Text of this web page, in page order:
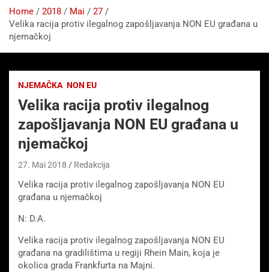
Home 2018 Mai
27
Velika racija protiv ilegalnog zapošljavanja NON EU građana u
njemačkoj
NJEMAČKA NON EU
Velika racija protiv ilegalnog
zapošljavanja NON EU građana u
njemačkoj
27. Mai 2018 Redakcija
Velika racija protiv ilegalnog zapošljavanja NON EU
građana u njemačkoj
N: D.A.
Velika racija protiv ilegalnog zapošljavanja NON EU
građana na gradilištima u regiji Rhein Main, koja je
okolica grada Frankfurta na Majni.